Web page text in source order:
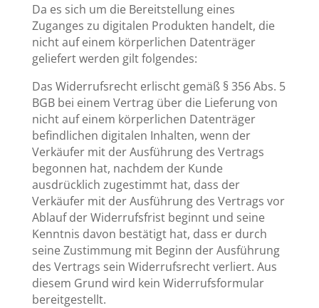
Da es sich um die Bereitstellung eines
Zuganges zu digitalen Produkten handelt, die
nicht auf einem körperlichen Datenträger
geliefert werden gilt folgendes:
Das Widerrufsrecht erlischt gemäß § 356 Abs. 5
BGB bei einem Vertrag über die Lieferung von
nicht auf einem körperlichen Datenträger
befindlichen digitalen Inhalten, wenn der
Verkäufer mit der Ausführung des Vertrags
begonnen hat, nachdem der Kunde
ausdrücklich zugestimmt hat, dass der
Verkäufer mit der Ausführung des Vertrags vor
Ablauf der Widerrufsfrist beginnt und seine
Kenntnis davon bestätigt hat, dass er durch
seine Zustimmung mit Beginn der Ausführung
des Vertrags sein Widerrufsrecht verliert. Aus
diesem Grund wird kein Widerrufsformular
bereitgestellt.